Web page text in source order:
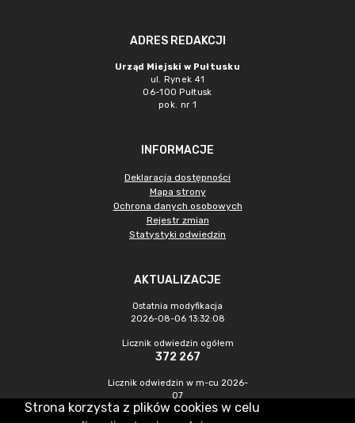
ADRES REDAKCJI
Urząd Miejski w Pułtusku
ul. Rynek 41
06-100 Pułtusk
pok. nr 1
INFORMACJE
Deklaracja dostępności
Mapa strony
Ochrona danych osobowych
Rejestr zmian
Statystyki odwiedzin
AKTUALIZACJE
Ostatnia modyfikacja
2026-08-06 13:32:08
Licznik odwiedzin ogółem
372 267
Licznik odwiedzin w m-cu 2026-
07
971
Strona korzysta z plików cookies w celu